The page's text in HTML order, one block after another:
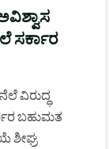
ಸರ್ಕಾರ
ವಿರುದ್ಧ
ಬಹುಮತ
ಶೀಘ್ರ